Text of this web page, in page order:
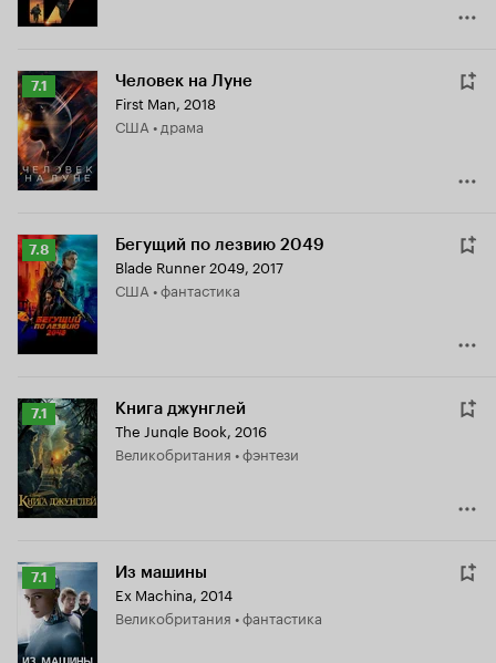
Рейтинг
Кинопоиска
7.1
7.1 Человек на Луне
First Man, 2018
США • драма
Рейтинг
Кинопоиска
7.8
7.8 Бегущий по лезвию 2049
Blade Runner 2049, 2017
США • фантастика
Рейтинг
Кинопоиска
7.1
7.1 Книга джунглей
The Jungle Book, 2016
Великобритания • фэнтези
Рейтинг
Кинопоиска
7.1
7.1 Из машины
Ex Machina, 2014
Великобритания • фантастика